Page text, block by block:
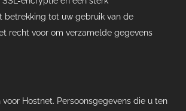
betrekking tot uw gebruik van de
recht voor om verzamelde gegevens
Hostnet. Persoonsgegevens die u ten